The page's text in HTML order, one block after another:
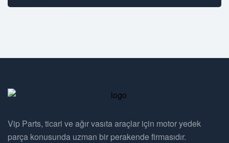
Vip Parts, ticari ve ağır vasıta araçlar için motor yedek
parça konusunda uzman bir perakende firmasıdır.